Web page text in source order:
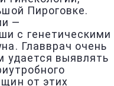
Пироговке.
—
с генетическими
Главврач очень
удается выявлять
от этих